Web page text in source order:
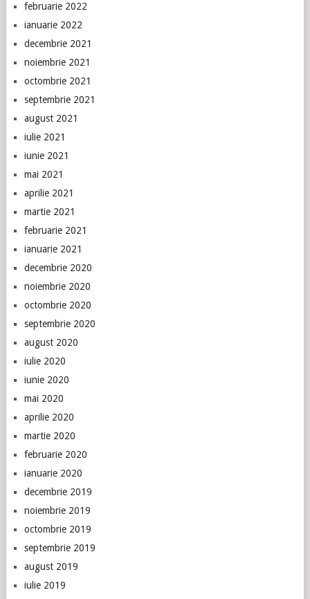
februarie 2022
ianuarie 2022
decembrie 2021
noiembrie 2021
octombrie 2021
septembrie 2021
august 2021
iulie 2021
iunie 2021
mai 2021
aprilie 2021
martie 2021
februarie 2021
ianuarie 2021
decembrie 2020
noiembrie 2020
octombrie 2020
septembrie 2020
august 2020
iulie 2020
iunie 2020
mai 2020
aprilie 2020
martie 2020
februarie 2020
ianuarie 2020
decembrie 2019
noiembrie 2019
octombrie 2019
septembrie 2019
august 2019
iulie 2019